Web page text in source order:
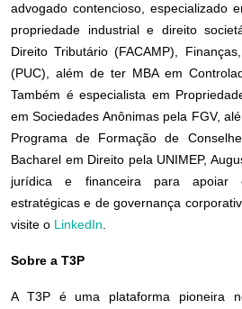
advogado contencioso, especializado
propriedade industrial e direito
Direito Tributário (FACAMP),
(PUC), além de ter MBA em
Também é especialista em
em Sociedades Anônimas pela FGV,
Programa de Formação de
Bacharel em Direito pela UNIMEP,
jurídica e financeira para apoiar
estratégicas e de governança
visite o LinkedIn
Sobre a T3P
A T3P é uma plataforma pioneira